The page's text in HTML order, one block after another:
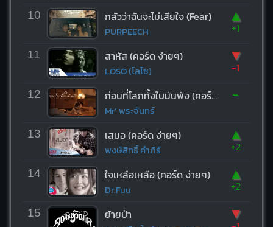
10 กลัวว่าฉันจะไม่เสียใจ (Fear)
PURPEECH
▲
+1
11 สาหัส (คอร์ด ง่ายๆ)
LOSO (โลโซ)
▼
-1
12 ก่อนที่โลกทั้งใบมันพัง (คอร์ด ง่ายๆ)
Mr’ พระจันทร์
-
13 เสมอ (คอร์ด ง่ายๆ)
พงษ์สิทธิ์ คำภีร์
▲
+2
14 ใจเหลือเหลือ (คอร์ด ง่ายๆ)
Dr.Fuu
▲
+2
15 ย้ายป่า ▼